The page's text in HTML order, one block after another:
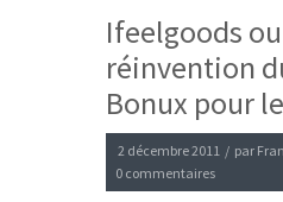
Ifeelgoods
réinvention
Bonux pour
2 décembre 2011 / par
0 commentaires